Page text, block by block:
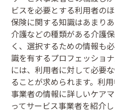
ビスを必要とする利用者の
保険に関する知識はあまり
介護などの種類がある介護
く、選択するための情報も
識を有するプロフェッショ
には、利用者に対して必要
ることが求められます。利
事業者の情報に詳しいケア
ってサービス事業者を紹介し